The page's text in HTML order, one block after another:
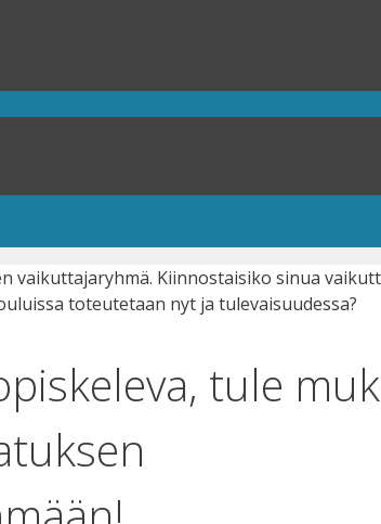
tule